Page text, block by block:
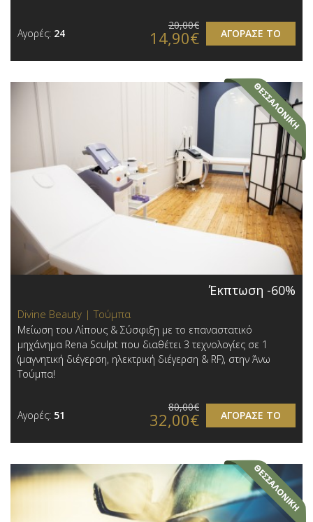
Αγορές: 24 ΑΓΟΡΑΣΕ ΤΟ
20,00€
14,90€
Έκπτωση -60%
Divine Beauty | Τούμπα
Μείωση του Λίπους & Σύσφιξη με το επαναστατικό
μηχάνημα Rena Sculpt που διαθέτει 3 τεχνολογίες σε 1
(μαγνητική διέγερση, ηλεκτρική διέγερση & RF), στην Άνω
Τούμπα!
Αγορές: 51 ΑΓΟΡΑΣΕ ΤΟ
80,00€
32,00€